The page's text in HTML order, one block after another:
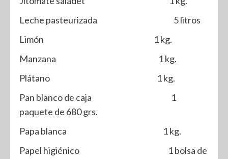
Leche pasteurizada 5 litros
Limón 1 kg.
Manzana 1 kg.
Plátano 1 kg.
Pan blanco de caja 1
paquete de 680 grs.
Papa blanca 1 kg.
Papel higiénico 1 bolsa de